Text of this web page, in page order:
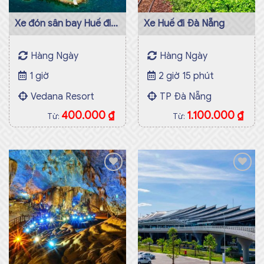
Xe đón sân bay Huế đi
Vedana Resort
Từ: 400.000 ₫
Hàng Ngày
1 giờ
Vedana Resort
Xe Huế đi Đà Nẵng
Từ: 1.100.000 ₫
Hàng Ngày
2 giờ 15 phút
TP Đà Nẵng
Add to
wishlist
Add to
wishlist